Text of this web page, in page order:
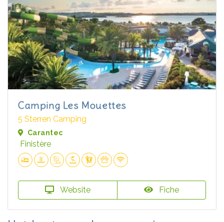
Camping Les Mouettes
5 Sterren Camping
Carantec
Finistère
Website Fiche